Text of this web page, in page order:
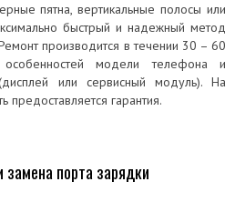
пятна, вертикальные полосы или
быстрый и надежный метод
производится в течении 30 – 60
модели телефона и
(дисплей или сервисный модуль). На
предоставляется гарантия.
порта зарядки